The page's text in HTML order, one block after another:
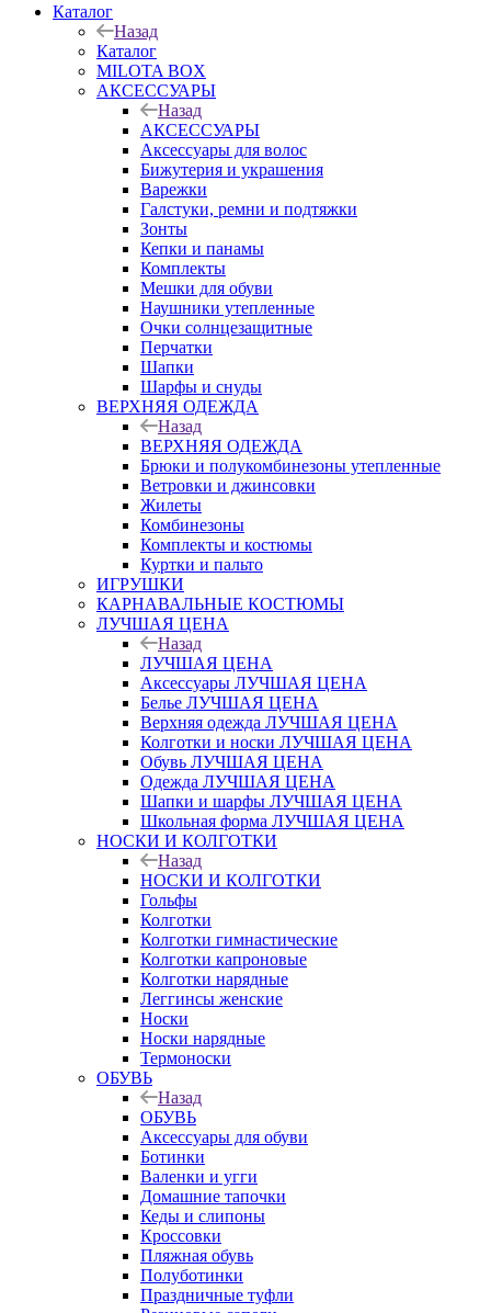
Каталог
Назад
Каталог
MILOTA BOX
АКСЕССУАРЫ
Назад
АКСЕССУАРЫ
Аксессуары для волос
Бижутерия и украшения
Варежки
Галстуки, ремни и подтяжки
Зонты
Кепки и панамы
Комплекты
Мешки для обуви
Наушники утепленные
Очки солнцезащитные
Перчатки
Шапки
Шарфы и снуды
ВЕРХНЯЯ ОДЕЖДА
Назад
ВЕРХНЯЯ ОДЕЖДА
Брюки и полукомбинезоны утепленные
Ветровки и джинсовки
Жилеты
Комбинезоны
Комплекты и костюмы
Куртки и пальто
ИГРУШКИ
КАРНАВАЛЬНЫЕ КОСТЮМЫ
ЛУЧШАЯ ЦЕНА
Назад
ЛУЧШАЯ ЦЕНА
Аксессуары ЛУЧШАЯ ЦЕНА
Белье ЛУЧШАЯ ЦЕНА
Верхняя одежда ЛУЧШАЯ ЦЕНА
Колготки и носки ЛУЧШАЯ ЦЕНА
Обувь ЛУЧШАЯ ЦЕНА
Одежда ЛУЧШАЯ ЦЕНА
Шапки и шарфы ЛУЧШАЯ ЦЕНА
Школьная форма ЛУЧШАЯ ЦЕНА
НОСКИ И КОЛГОТКИ
Назад
НОСКИ И КОЛГОТКИ
Гольфы
Колготки
Колготки гимнастические
Колготки капроновые
Колготки нарядные
Леггинсы женские
Носки
Носки нарядные
Термоноски
ОБУВЬ
Назад
ОБУВЬ
Аксессуары для обуви
Ботинки
Валенки и угги
Домашние тапочки
Кеды и слипоны
Кроссовки
Пляжная обувь
Полуботинки
Праздничные туфли